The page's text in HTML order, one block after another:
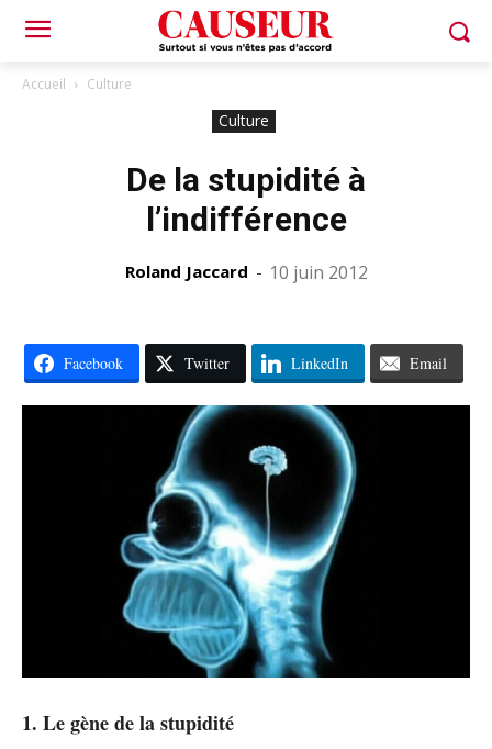
Accueil Culture
Culture
De la stupidité à
l’indifférence
Roland Jaccard - 10 juin 2012
Facebook Twitter LinkedIn Email
1. Le gène de la stupidité